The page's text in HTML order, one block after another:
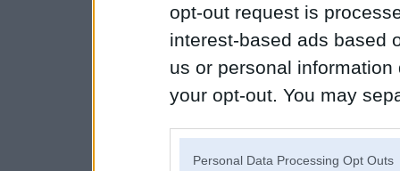
opt-out request is
interest-based ads based
us or personal
your opt-out. You may
Personal Data Processing Opt Outs